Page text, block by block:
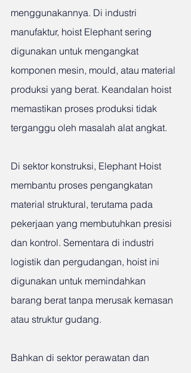
menggunakannya. Di industri
manufaktur, hoist Elephant sering
digunakan untuk mengangkat
komponen mesin, mould, atau material
produksi yang berat. Keandalan hoist
memastikan proses produksi tidak
terganggu oleh masalah alat angkat.
Di sektor konstruksi, Elephant Hoist
membantu proses pengangkatan
material struktural, terutama pada
pekerjaan yang membutuhkan presisi
dan kontrol. Sementara di industri
logistik dan pergudangan, hoist ini
digunakan untuk memindahkan
barang berat tanpa merusak kemasan
atau struktur gudang.
Bahkan di sektor perawatan dan